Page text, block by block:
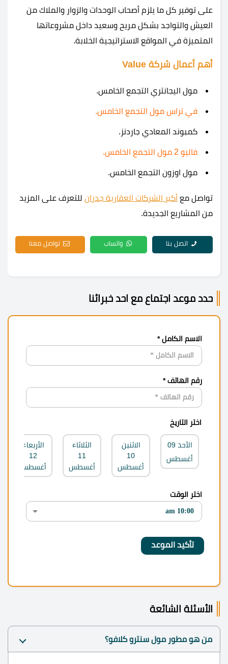
على توفير كل ما يلزم أصحاب الوحدات والزوار والملاك من
العيش والتواجد بشكل مريح وسعيد داخل مشروعاتها
المتميزة في المواقع الاستراتيجية الخلابة.
أهم أعمال شركة Value
مول اليجانتري التجمع الخامس.
في تراس مول التجمع الخامس.
كمبوند المعادي جاردنز.
فاليو 2 مول التجمع الخامس.
مول اوزون التجمع الخامس.
تواصل مع أكبر الشركات العقارية جدران للتعرف على المزيد
من المشاريع الجديدة.
اتصل بنا واتساب تواصل معنا
حدد موعد اجتماع مع احد خبرائنا
الاسم الكامل *
رقم الهاتف *
اختر التاريخ
الأحد 09
أغسطس
الاثنين
10
أغسطس
الثلاثاء
11
أغسطس
الأربعاء
12
أغسطس
اختر الوقت
الأسئلة الشائعة
من هو مطور مول سنترو كلافو؟